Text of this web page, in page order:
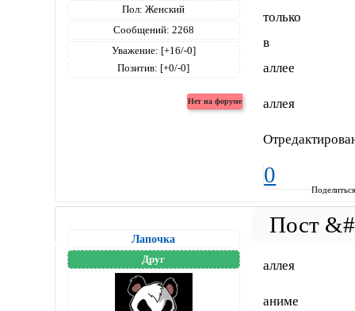
Пол: Женский
Сообщений: 2268
Уважение: [+16/-0]
Позитив: [+0/-0]
только
в
аллее
аллея
0
Лапочка
Друг аллея
аниме